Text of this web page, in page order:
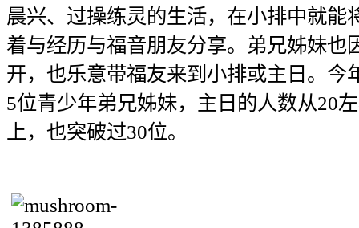
晨兴、过操练灵的生活，在小排中就能
着与经历与福音朋友分享。弟兄姊妹也
开，也乐意带福友来到小排或主日。今
5位青少年弟兄姊妹，主日的人数从20
上，也突破过30位。